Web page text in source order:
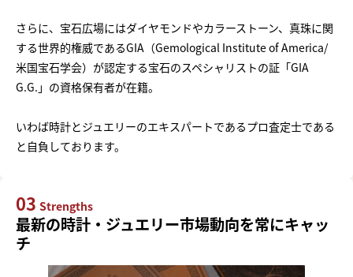
さらに、宝石広場にはダイヤモンドやカラーストーン、真珠に関
する世界的権威であるGIA（Gemological Institute of America/
米国宝石学会）が認定する宝石のスペシャリストの証「GIA
G.G.」の資格保有者が在籍。
いわば時計とジュエリーのエキスパートであるプロ査定士である
と自負しております。
03 Strengths
最新の時計・ジュエリー市場動向を常にキャッ
チ